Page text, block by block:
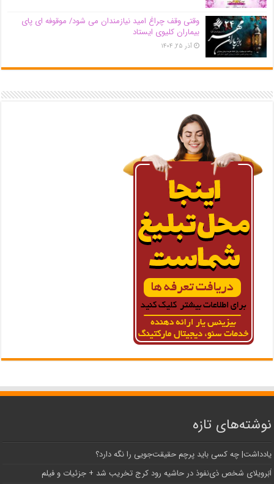
وقتی وقف چراغ امید نیازمندان می شود/ موقوفه ای پای
بیماران کلیوی ایستاد
آذر ۲۵, ۱۴۰۴
نوشته‌های تازه
یادداشت| ‌چه کسی باید پرچم حقیقت‌جویی را نگه دارد؟
اَبَر‌ویلای شخص ذی‌نفوذ در حاشیه‌ رود کرج تخریب شد + جزئیات و فیلم